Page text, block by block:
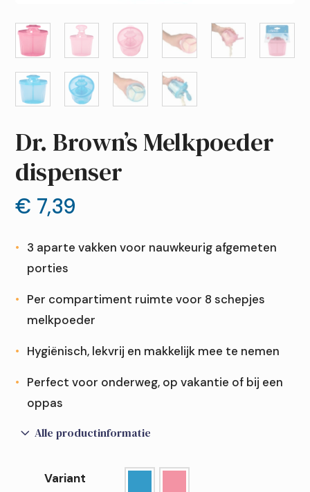
Dr. Brown’s Melkpoeder
dispenser
€ 7,39
3 aparte vakken voor nauwkeurig afgemeten
porties
Per compartiment ruimte voor 8 schepjes
melkpoeder
Hygiënisch, lekvrij en makkelijk mee te nemen
Perfect voor onderweg, op vakantie of bij een
oppas
3 Alle productinformatie
Variant